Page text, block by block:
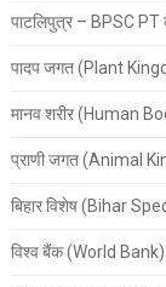
पाटलिपुत्र – BPSC PT
पादप जगत (Plant
मानव शरीर (Human
प्राणी जगत (Animal
बिहार विशेष (Bihar
विश्व बैंक (World